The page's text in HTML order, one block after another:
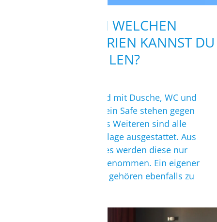
ZWISCHEN WELCHEN
ZIMMERKATEGORIEN KANNST DU
WÄHLEN?
Alle Zimmer bieten ein Bad mit Dusche, WC und
Föhn. Eine Minibar sowie ein Safe stehen gegen
Gebühr zur Verfügung. Des Weiteren sind alle
Zimmer mit einer Klimaanlage ausgestattet. Aus
Gründen des Klimaschutzes werden diese nur
saisonbedingt in Betrieb genommen. Ein eigener
Balkon oder eine Terrasse gehören ebenfalls zu